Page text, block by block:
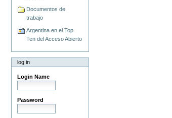
Documentos de
trabajo
Argentina en el Top
Ten del Acceso Abierto
log in
Login Name
Password